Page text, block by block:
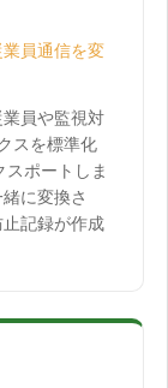
員通信を変
員や監視対
スを標準化
ポートしま
に変換さ
記録が作成